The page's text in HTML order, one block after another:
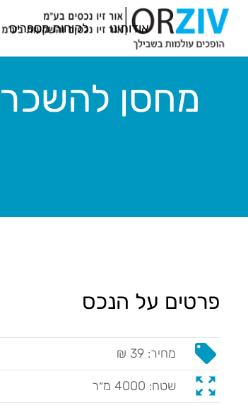
אודותינו לקוחות מספרים
מחסן
פרטים על הנכס
local_offer מחיר: 39 ₪
zoom_out_map שטח: 4000 מ״ר